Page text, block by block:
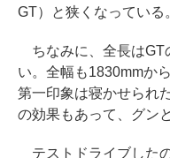
GT）と狭くなっている
ちなみに、全長はGT
い。全幅も1830mmか
第一印象は寝かせられ
の効果もあって、グン
テストドライブした